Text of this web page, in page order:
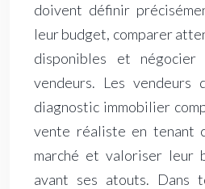
doivent définir
leur budget, comparer
disponibles et
vendeurs. Les vendeurs
diagnostic immobilier
vente réaliste en tenant
marché et valoriser leur
avant ses atouts. Dans